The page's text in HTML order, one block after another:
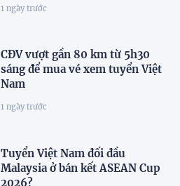
1 ngày trước
CĐV vượt gần 80 km từ 5h30
sáng để mua vé xem tuyển Việt
Nam
1 ngày trước
Tuyển Việt Nam đối đầu
Malaysia ở bán kết ASEAN Cup
2026?